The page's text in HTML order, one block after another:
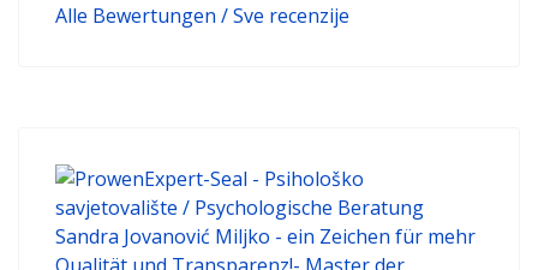
Alle Bewertungen / Sve recenzije